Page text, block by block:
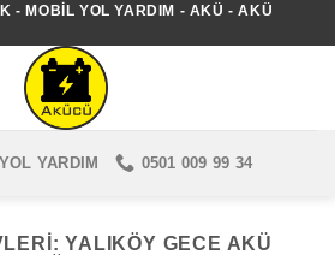
- MOBIL YOL YARDIM - AKÜ - AKÜ
YARDIM 0501 009 99 34
YALIKÖY GECE AKÜ